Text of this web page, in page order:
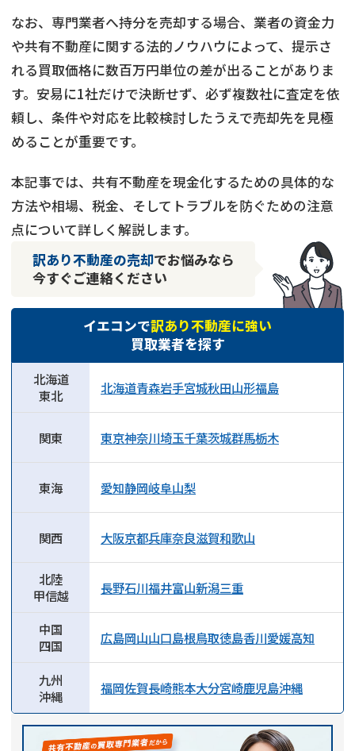
なお、専門業者へ持分を売却する場合、業者の資金力
や共有不動産に関する法的ノウハウによって、提示さ
れる買取価格に数百万円単位の差が出ることがありま
す。安易に1社だけで決断せず、必ず複数社に査定を依
頼し、条件や対応を比較検討したうえで売却先を見極
めることが重要です。
本記事では、共有不動産を現金化するための具体的な
方法や相場、税金、そしてトラブルを防ぐための注意
点について詳しく解説します。
訳あり不動産の売却でお悩みなら
今すぐご連絡ください
イエコンで訳あり不動産に強い
買取業者を探す
北海道
東北
北海道青森岩手宮城秋田山形福島
関東 東京神奈川埼玉千葉茨城群馬栃木
東海 愛知静岡岐阜山梨
関西 大阪京都兵庫奈良滋賀和歌山
北陸
甲信越
長野石川福井富山新潟三重
中国
四国
広島岡山山口島根鳥取徳島香川愛媛高知
九州
沖縄
福岡佐賀長崎熊本大分宮崎鹿児島沖縄